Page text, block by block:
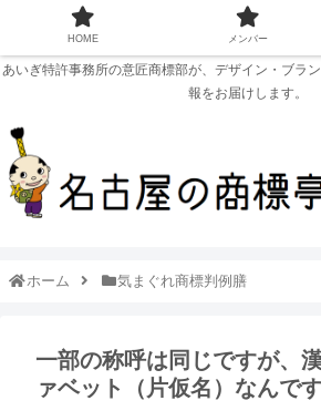
あいぎ特許事務所の意匠商標部が、デザイン・ブラ
報をお届けします。
ホーム 気まぐれ商標判例膳
一部の称呼は同じですが、
ァベット（片仮名）なんで
HOME メンバー